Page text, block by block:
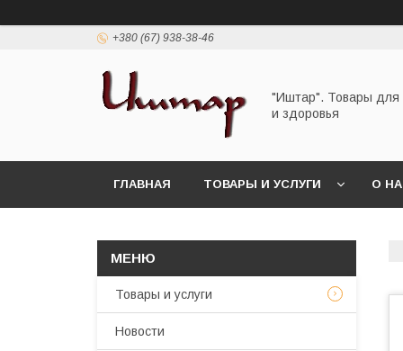
+380 (67) 938-38-46
"Иштар". Товары для
и здоровья
ГЛАВНАЯ ТОВАРЫ И УСЛУГИ О
Товары и услуги
Новости